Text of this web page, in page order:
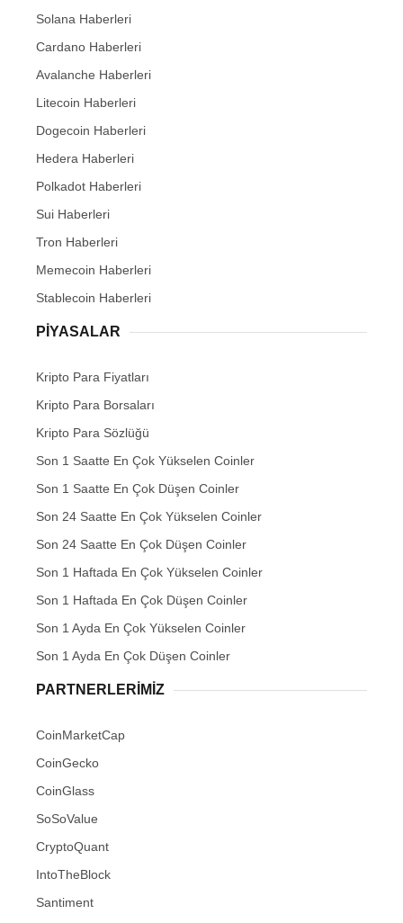
Solana Haberleri
Cardano Haberleri
Avalanche Haberleri
Litecoin Haberleri
Dogecoin Haberleri
Hedera Haberleri
Polkadot Haberleri
Sui Haberleri
Tron Haberleri
Memecoin Haberleri
Stablecoin Haberleri
PIYASALAR
Kripto Para Fiyatları
Kripto Para Borsaları
Kripto Para Sözlüğü
Son 1 Saatte En Çok Yükselen Coinler
Son 1 Saatte En Çok Düşen Coinler
Son 24 Saatte En Çok Yükselen Coinler
Son 24 Saatte En Çok Düşen Coinler
Son 1 Haftada En Çok Yükselen Coinler
Son 1 Haftada En Çok Düşen Coinler
Son 1 Ayda En Çok Yükselen Coinler
Son 1 Ayda En Çok Düşen Coinler
PARTNERLERIMIZ
CoinMarketCap
CoinGecko
CoinGlass
SoSoValue
CryptoQuant
IntoTheBlock
Santiment